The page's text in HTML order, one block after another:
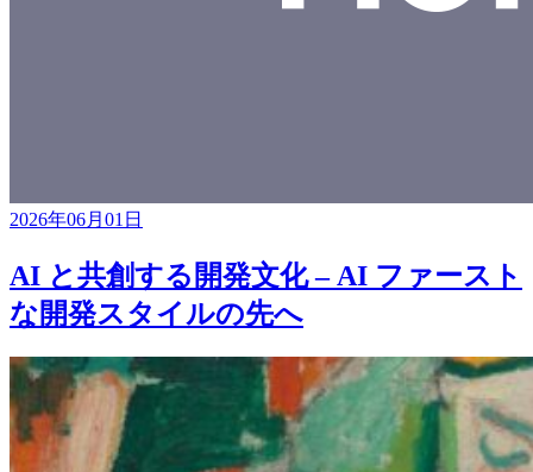
2026年06月01日
AI と共創する開発文化 – AI ファースト
な開発スタイルの先へ